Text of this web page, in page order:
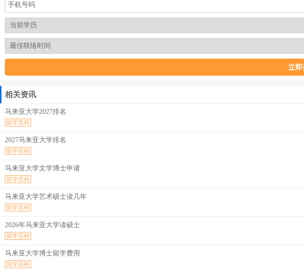
相关资讯
马来亚大学2027排名
留学百科
2027马来亚大学排名
留学百科
马来亚大学文学博士申请
留学百科
马来亚大学艺术硕士读几年
留学百科
2026年马来亚大学读硕士
留学百科
马来亚大学博士留学费用
留学百科